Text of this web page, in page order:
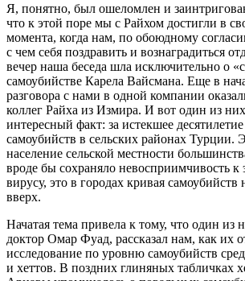
Я, понятно, был ошеломлен и
что к этой поре мы с Райхом достигли в
момента, когда нам, по обоюдному
с чем себя поздравить и вознаградиться
вечер наша беседа шла исключительно о
самоубийстве Карела Вайсмана. Еще в
разговора с нами в одной компании
коллег Райха из Измира. И вот один из
интересный факт: за истекшее
самоубийств в сельских районах Турции.
население сельской местности
вроде бы сохраняло невосприимчивость к
вирусу, это в городах кривая самоубийств
вверх.
Начатая тема привела к тому, что один из
доктор Омар Фуад, рассказал нам, как их
исследование по уровню самоубийств
и хеттов. В поздних глиняных табличках